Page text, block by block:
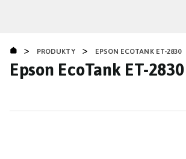
obsahu
> PRODUKTY > EPSON ECOTANK ET-2830
Epson EcoTank ET-2830